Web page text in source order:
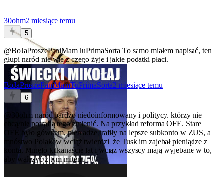
30ohm2 miesiące temu
5
@BoJaProszePaniMamTuPrimaSorta To samo miałem napisać, ten
głupi naród nie wie z czego żyje i jakie podatki płaci.
BoJaProszePaniMamTuPrimaSorta2 miesiące temu
6
@30ohm naród bardzo niedoinformowany i politycy, którzy nie
chcą/nie potrafią tego zmienić. Na przykład reforma OFE. Stare
OFE było gównem, pieniadze trafiły na lepsze subkonto w ZUS, a
mnóstwo Polaków wciąż twierdzi, że Tusk im zajebał pieniądze z
konta. Minęło kilkanaście lat i wciąż wszyscy mają wyjebane w to,
aby walczyć z tym mitem.